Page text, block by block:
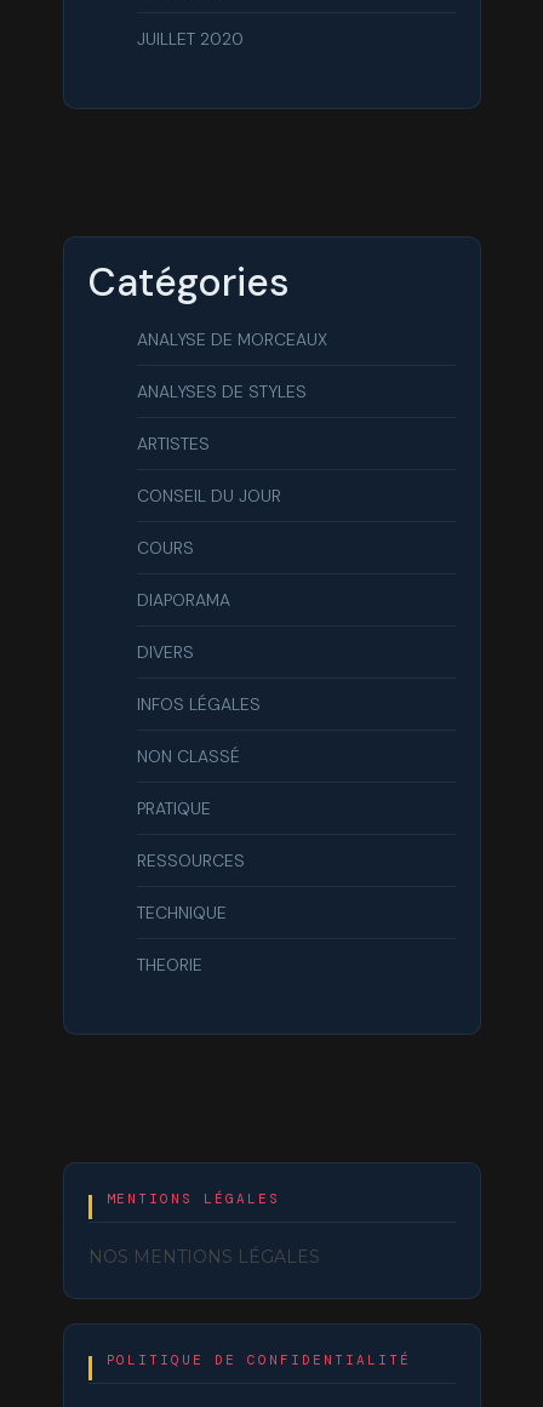
JUILLET 2020
Catégories
ANALYSE DE MORCEAUX
ANALYSES DE STYLES
ARTISTES
CONSEIL DU JOUR
COURS
DIAPORAMA
DIVERS
INFOS LÉGALES
NON CLASSÉ
PRATIQUE
RESSOURCES
TECHNIQUE
THEORIE
MENTIONS LÉGALES
NOS MENTIONS LÉGALES
POLITIQUE DE CONFIDENTIALITÉ